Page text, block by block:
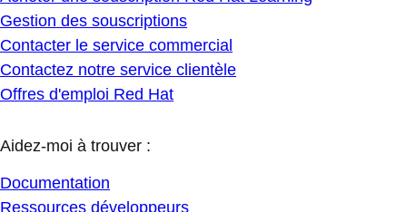
Gestion des souscriptions
Contacter le service commercial
Contactez notre service clientèle
Offres d'emploi Red Hat
Aidez-moi à trouver :
Documentation
Ressources développeurs